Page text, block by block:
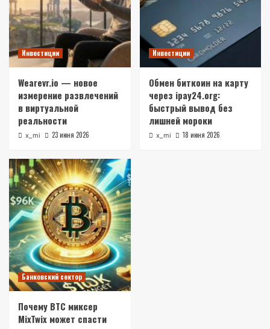
Инвестиции
Wearevr.io — новое
измерение развлечений
в виртуальной
реальности
x_mi 23 июня 2026
Инвестиции
Обмен биткоин на карту
через ipay24.org:
быстрый вывод без
лишней мороки
x_mi 18 июня 2026
Банковский сектор
Почему BTC миксер
MixTwix может спасти